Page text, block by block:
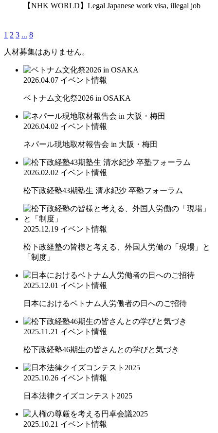
【NHK WORLD】Legal Japanese work visa, illegal job
1 2 3 ... 8
人材募集はありません。
2026.04.07 イベント情報
ベトナム文化祭2026 in OSAKA
2026.04.02 イベント情報
ネパール現地取材報告会 in 大阪・梅田
2026.02.02 イベント情報
松下政経塾43期塾生 清水紀沙 卒塾フォーラム
2025.12.19 イベント情報
松下政経塾の皆様と考える、外国人労働の「現場」と
「制度」
2025.12.01 イベント情報
日本におけるベトナム人労働者の日へのご招待
2025.11.21 イベント情報
松下政経塾46期生の皆さんとの学びと気づき
2025.10.26 イベント情報
日本法律クイズコンテスト2025
2025.10.21 イベント情報